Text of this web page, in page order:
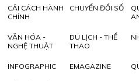
CẢI CÁCH HÀNH
CHÍNH
CHUYỂN ĐỔI SỐ
VĂN HÓA -
NGHỆ THUẬT
DU LỊCH - THỂ
THAO
INFOGRAPHIC EMAGAZINE